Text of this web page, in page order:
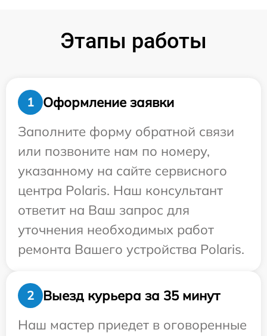
Этапы работы
1
Оформление заявки
Заполните форму обратной связи
или позвоните нам по номеру,
указанному на сайте сервисного
центра Polaris. Наш консультант
ответит на Ваш запрос для
уточнения необходимых работ
ремонта Вашего устройства Polaris.
2
Выезд курьера за 35 минут
Наш мастер приедет в оговоренные